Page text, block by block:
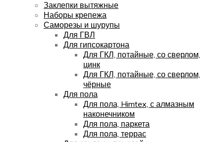
Заклепки вытяжные
Наборы крепежа
Саморезы и шурупы
Для ГВЛ
Для гипсокартона
Для ГКЛ, потайные, со сверлом,
цинк
Для ГКЛ, потайные, со сверлом,
чёрные
Для пола
Для пола, Himtex, с алмазным
наконечником
Для пола, паркета
Для пола, террас